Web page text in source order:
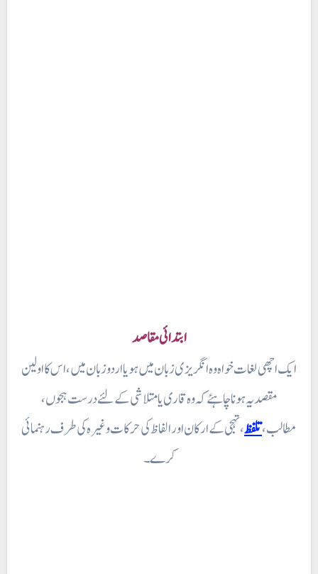
ابتدائی مقاصد
ایک اچھی لغات خواہ وہ انگریزی زبان میں ہو یا اردو زبان میں ، اس کا اولین
مقصد یہ ہونا چاہئے کہ وہ قاری یا متلاشی کے لئے درست ہجوں ،
مطالب،تلفظ، تہجی کے ارکان اور الفاظ کی حرکات وغیرہ کی طرف رہنمائی
کرے۔